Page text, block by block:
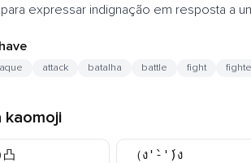
expressar indignação em resposta a
attack batalha battle fight
kaomoji
（ง'̀-'́)ง